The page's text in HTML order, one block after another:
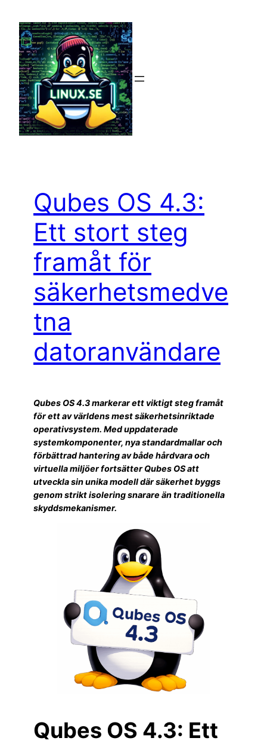
innehåll
Qubes OS 4.3:
Ett stort steg
framåt för
säkerhetsmedve
tna
datoranvändare
Qubes OS 4.3 markerar ett viktigt steg framåt
för ett av världens mest säkerhetsinriktade
operativsystem. Med uppdaterade
systemkomponenter, nya standardmallar och
förbättrad hantering av både hårdvara och
virtuella miljöer fortsätter Qubes OS att
utveckla sin unika modell där säkerhet byggs
genom strikt isolering snarare än traditionella
skyddsmekanismer.
Qubes OS 4.3: Ett